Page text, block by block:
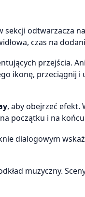
sekcji odtwarzacza
czas na
przejścia.
ikonę, przeciągnij
, aby obejrzeć efekt.
początku i na
dialogowym
muzyczny.